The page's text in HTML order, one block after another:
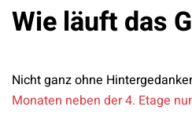
Wie läuft das
Nicht ganz ohne
Monaten neben der 4. Etage